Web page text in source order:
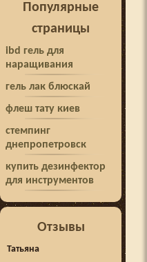
Популярные
страницы
ibd гель для
наращивания
гель лак блюскай
флеш тату киев
стемпинг
днепропетровск
купить дезинфектор
для инструментов
Отзывы
Татьяна